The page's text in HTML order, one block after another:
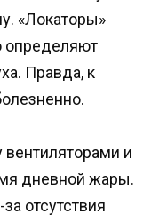
«Локаторы»
определяют
Правда, к
и
дневной жары.
отсутствия